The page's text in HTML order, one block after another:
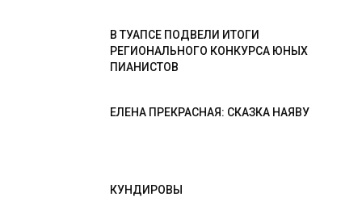
В ТУАПСЕ ПОДВЕЛИ ИТОГИ
РЕГИОНАЛЬНОГО КОНКУРСА ЮНЫХ
ПИАНИСТОВ
ЕЛЕНА ПРЕКРАСНАЯ: СКАЗКА НАЯВУ
КУНДИРОВЫ